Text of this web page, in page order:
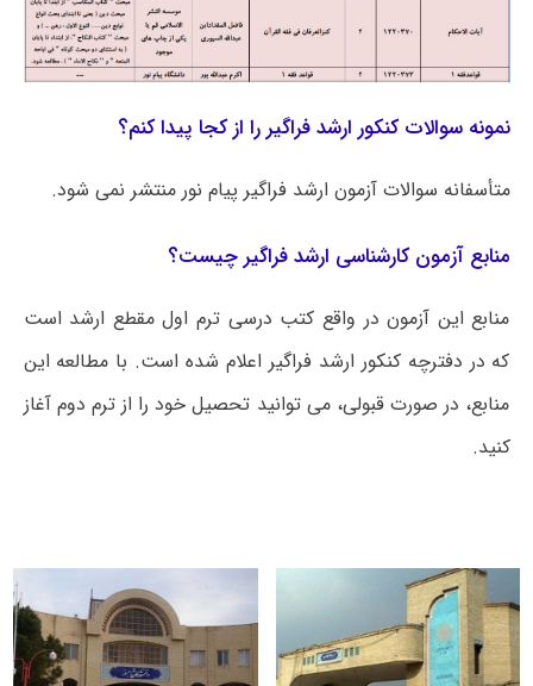
نمونه سوالات کنکور ارشد فراگیر را از کجا پیدا کنم؟
متأسفانه سوالات آزمون ارشد فراگیر پیام نور منتشر نمی شود.
منابع آزمون کارشناسی ارشد فراگیر چیست؟
منابع این آزمون در واقع کتب درسی ترم اول مقطع ارشد است
که در دفترچه کنکور ارشد فراگیر اعلام شده است. با مطالعه این
منابع، در صورت قبولی، می توانید تحصیل خود را از ترم دوم آغاز
کنید.